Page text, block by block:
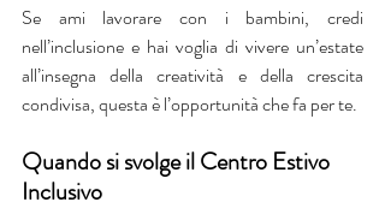
Se ami lavorare con i bambini, credi
nell’inclusione e hai voglia di vivere un’estate
all’insegna della creatività e della crescita
condivisa, questa è l’opportunità che fa per te.
Quando si svolge il Centro Estivo
Inclusivo